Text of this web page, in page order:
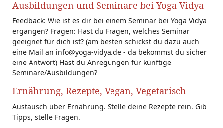
Ausbildungen und Seminare bei Yoga Vidya
Feedback: Wie ist es dir bei einem Seminar bei Yoga Vidya
ergangen? Fragen: Hast du Fragen, welches Seminar
geeignet für dich ist? (am besten schickst du dazu auch
eine Mail an info@yoga-vidya.de - da bekommst du sicher
eine Antwort) Hast du Anregungen für künftige
Seminare/Ausbildungen?
Ernährung, Rezepte, Vegan, Vegetarisch
Austausch über Ernährung. Stelle deine Rezepte rein. Gib
Tipps, stelle Fragen.